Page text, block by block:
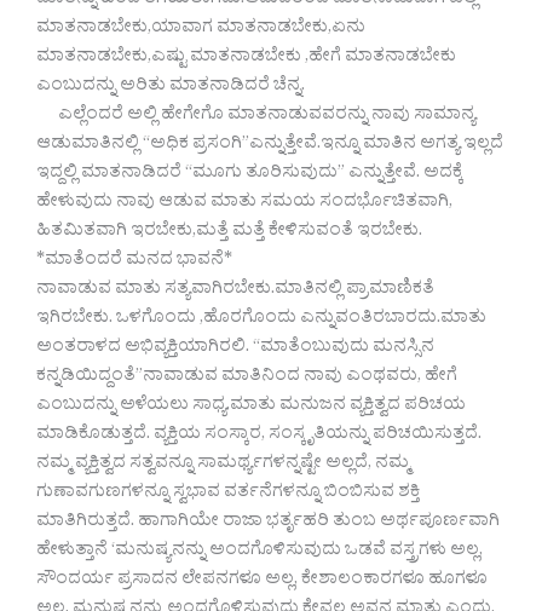
ಮಾತನಾಡಬೇಕು,ಯಾವಾಗ ಮಾತನಾಡಬೇಕು,ಏನು
ಮಾತನಾಡಬೇಕು,ಎಷ್ಟು ಮಾತನಾಡಬೇಕು ,ಹೇಗೆ ಮಾತನಾಡಬೇಕು
ಎಂಬುದನ್ನು ಅರಿತು ಮಾತನಾಡಿದರೆ ಚೆನ್ನ.
ಎಲ್ಲೆಂದರೆ ಅಲ್ಲಿ ಹೇಗೇಗೊ ಮಾತನಾಡುವವರನ್ನು ನಾವು ಸಾಮಾನ್ಯ
ಆಡುಮಾತಿನಲ್ಲಿ “ಅಧಿಕ ಪ್ರಸಂಗಿ”ಎನ್ನುತ್ತೇವೆ.ಇನ್ನೂ ಮಾತಿನ ಅಗತ್ಯ ಇಲ್ಲದೆ
ಇದ್ದಲ್ಲಿ ಮಾತನಾಡಿದರೆ “ಮೂಗು ತೂರಿಸುವುದು” ಎನ್ನುತ್ತೇವೆ. ಅದಕ್ಕೆ
ಹೇಳುವುದು ನಾವು ಆಡುವ ಮಾತು ಸಮಯ ಸಂದರ್ಭೊಚಿತವಾಗಿ,
ಹಿತಮಿತವಾಗಿ ಇರಬೇಕು,ಮತ್ತೆ ಮತ್ತೆ ಕೇಳಿಸುವಂತೆ ಇರಬೇಕು.
*ಮಾತೆಂದರೆ ಮನದ ಭಾವನೆ*
ನಾವಾಡುವ ಮಾತು ಸತ್ಯವಾಗಿರಬೇಕು.ಮಾತಿನಲ್ಲಿ ಪ್ರಾಮಾಣಿಕತೆ
ಇಗಿರಬೇಕು. ಒಳಗೊಂದು ,ಹೊರಗೊಂದು ಎನ್ನುವಂತಿರಬಾರದು.ಮಾತು
ಅಂತರಾಳದ ಅಭಿವ್ಯಕ್ತಿಯಾಗಿರಲಿ. “ಮಾತೆಂಬುವುದು ಮನಸ್ಸಿನ
ಕನ್ನಡಿಯಿದ್ದಂತೆ”ನಾವಾಡುವ ಮಾತಿನಿಂದ ನಾವು ಎಂಥವರು, ಹೇಗೆ
ಎಂಬುದನ್ನು ಅಳೆಯಲು ಸಾಧ್ಯ.ಮಾತು ಮನುಜನ ವ್ಯಕ್ತಿತ್ವದ ಪರಿಚಯ
ಮಾಡಿಕೊಡುತ್ತದೆ. ವ್ಯಕ್ತಿಯ ಸಂಸ್ಕಾರ, ಸಂಸ್ಕೃತಿಯನ್ನು ಪರಿಚಯಿಸುತ್ತದೆ.
ನಮ್ಮ ವ್ಯಕ್ತಿತ್ವದ ಸತ್ವವನ್ನೂ ಸಾಮರ್ಥ್ಯಗಳನ್ನಷ್ಟೇ ಅಲ್ಲದೆ, ನಮ್ಮ
ಗುಣಾವಗುಣಗಳನ್ನೂ ಸ್ವಭಾವ ವರ್ತನೆಗಳನ್ನೂ ಬಿಂಬಿಸುವ ಶಕ್ತಿ
ಮಾತಿಗಿರುತ್ತದೆ. ಹಾಗಾಗಿಯೇ ರಾಜಾ ಭರ್ತೃಹರಿ ತುಂಬ ಅರ್ಥಪೂರ್ಣವಾಗಿ
ಹೇಳುತ್ತಾನೆ ‘ಮನುಷ್ಯನನ್ನು ಅಂದಗೊಳಿಸುವುದು ಒಡವೆ ವಸ್ತ್ರಗಳು ಅಲ್ಲ,
ಸೌಂದರ್ಯ ಪ್ರಸಾದನ ಲೇಪನಗಳೂ ಅಲ್ಲ, ಕೇಶಾಲಂಕಾರಗಳೂ ಹೂಗಳೂ